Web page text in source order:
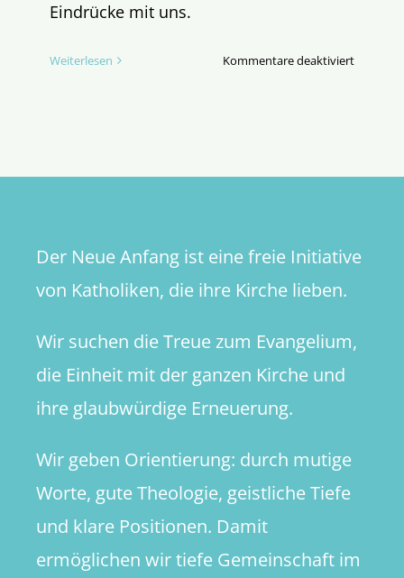
Eindrücke mit uns.
Weiterlesen Kommentare deaktiviertfür
Der Neue Anfang ist eine freie Initiative
von Katholiken, die ihre Kirche lieben.
Wir suchen die Treue zum Evangelium,
die Einheit mit der ganzen Kirche und
ihre glaubwürdige Erneuerung.
Wir geben Orientierung: durch mutige
Worte, gute Theologie, geistliche Tiefe
und klare Positionen. Damit
ermöglichen wir tiefe Gemeinschaft im